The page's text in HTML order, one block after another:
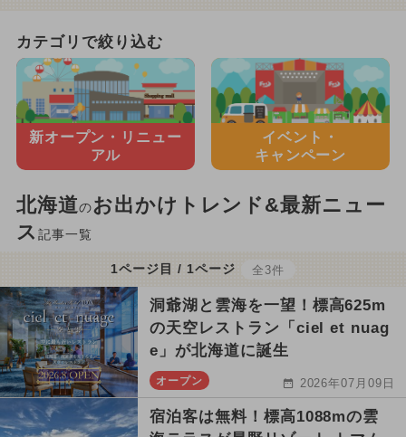
カテゴリで絞り込む
新オープン・ リニュー
アル
イベント・
キャンペーン
北海道のお出かけトレンド&最新ニュー
ス 記事一覧
1ページ目 / 1ページ 全3件
洞爺湖と雲海を一望！標高625m
の天空レストラン「ciel et nuag
e」が北海道に誕生
オープン 2026年07月09日
宿泊客は無料！標高1088mの雲